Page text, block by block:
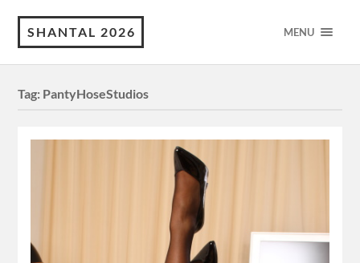
SHANTAL 2026 MENU
Tag: PantyHoseStudios